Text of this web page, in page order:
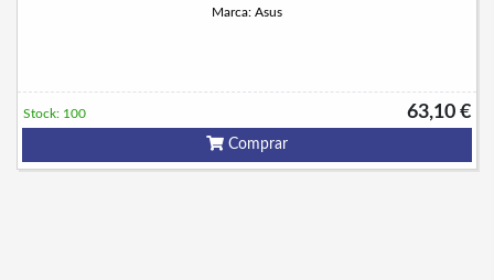
Marca: Asus
63,10 €
Stock: 100
Comprar